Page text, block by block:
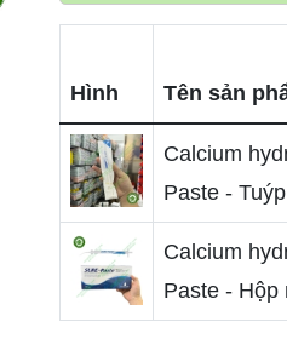
Hình Tên sản
Calcium
Paste -
Calcium
Paste - Hộp